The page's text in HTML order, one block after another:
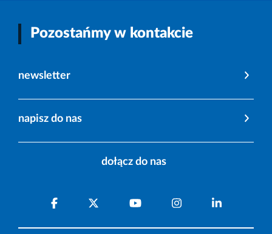
Pozostańmy w kontakcie
newsletter
napisz do nas
dołącz do nas